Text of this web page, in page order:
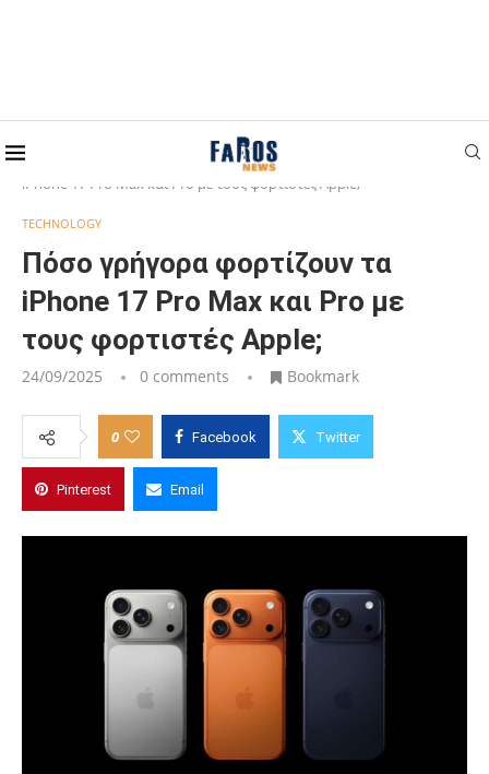
Home
Πόσο γρήγορα φορτίζουν τα
iPhone 17 Pro Max και Pro με τους φορτιστές Apple;
TECHNOLOGY
Πόσο γρήγορα φορτίζουν τα
iPhone 17 Pro Max και Pro με
τους φορτιστές Apple;
24/09/2025 0 comments Bookmark
0 Facebook Twitter
Pinterest Email